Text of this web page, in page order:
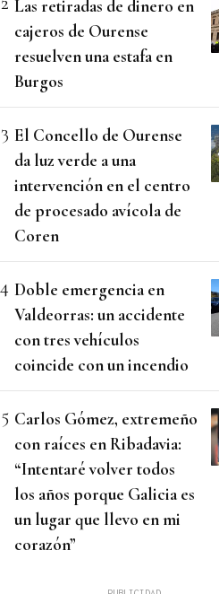
Las retiradas de dinero en
cajeros de Ourense
resuelven una estafa en
Burgos
El Concello de Ourense
da luz verde a una
intervención en el centro
de procesado avícola de
Coren
Doble emergencia en
Valdeorras: un accidente
con tres vehículos
coincide con un incendio
Carlos Gómez, extremeño
con raíces en Ribadavia:
“Intentaré volver todos
los años porque Galicia es
un lugar que llevo en mi
corazón”